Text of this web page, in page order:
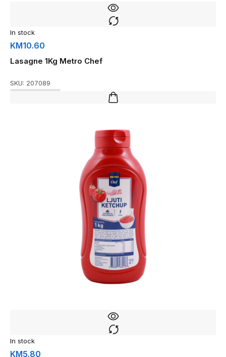
In stock
KM10.60
Lasagne 1Kg Metro Chef
SKU: 207089
In stock
KM5.80